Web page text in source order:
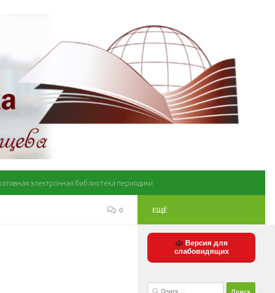
электронная библиотека периодики
0 ЕЩЁ
Версия для
слабовидящих
Найти: